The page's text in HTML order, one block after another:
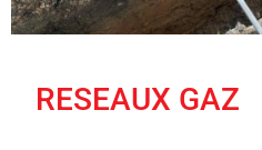
RESEAUX GAZ